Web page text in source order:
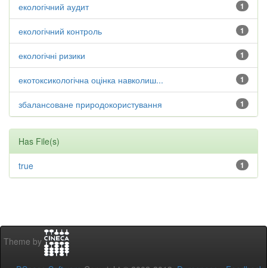
1
екологічний аудит
1
екологічний контроль
1
екологічні ризики
1
екотоксикологічна оцінка навколиш...
1
збалансоване природокористування
Has File(s)
1
true
Theme by